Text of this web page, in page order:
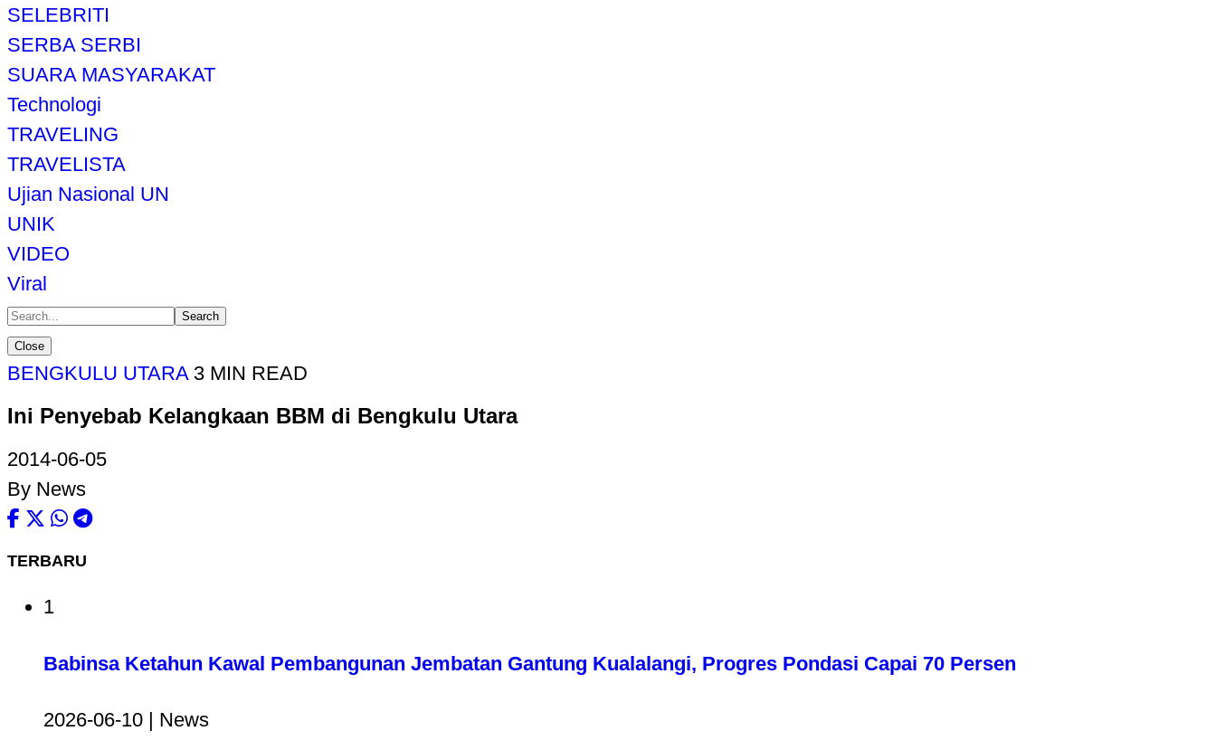
SELEBRITI
SERBA SERBI
SUARA MASYARAKAT
Technologi
TRAVELING
TRAVELISTA
Ujian Nasional UN
UNIK
VIDEO
Viral
Search
Close
BENGKULU UTARA 3 MIN READ
Ini Penyebab Kelangkaan BBM di Bengkulu Utara
2014-06-05
By News
TERBARU
1
Babinsa Ketahun Kawal Pembangunan Jembatan Gantung Kualalangi, Progres Pondasi Capai 70 Persen
2026-06-10 | News